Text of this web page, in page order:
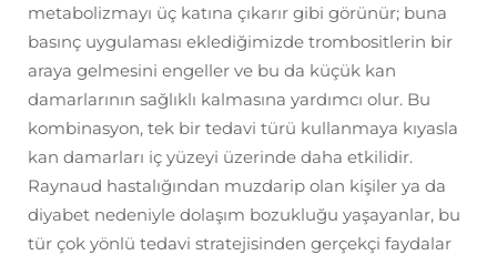
metabolizmayı üç katına çıkarır gibi görünür; buna
basınç uygulaması eklediğimizde trombositlerin bir
araya gelmesini engeller ve bu da küçük kan
damarlarının sağlıklı kalmasına yardımcı olur. Bu
kombinasyon, tek bir tedavi türü kullanmaya kıyasla
kan damarları iç yüzeyi üzerinde daha etkilidir.
Raynaud hastalığından muzdarip olan kişiler ya da
diyabet nedeniyle dolaşım bozukluğu yaşayanlar, bu
tür çok yönlü tedavi stratejisinden gerçekçi faydalar